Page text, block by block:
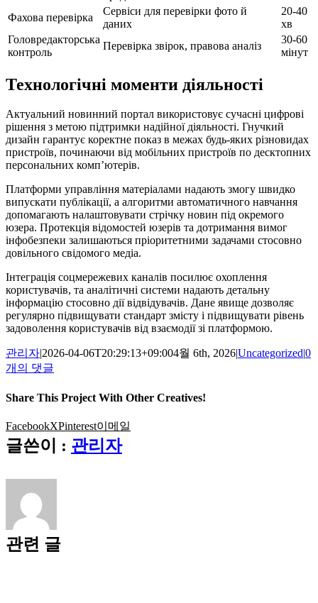
Фахова перевірка
Сервіси для перевірки фото й
даних
20-40
хв
Головредакторська
контроль
Перевірка звірок, правова аналіз
30-60
мінут
Технологічні моменти діяльності
Актуальний новинний портал використовує сучасні цифрові
рішення з метою підтримки надійної діяльності. Гнучкий
дизайн гарантує коректне показ в межах будь-яких різновидах
пристроїв, починаючи від мобільних пристроїв по десктопних
персональних комп’ютерів.
Платформи управління матеріалами надають змогу швидко
випускати публікації, а алгоритми автоматичного навчання
допомагають налаштовувати стрічку новин під окремого
юзера. Протекція відомостей юзерів та дотримання вимог
інфобезпеки залишаються пріоритетними задачами стосовно
довільного свідомого медіа.
Інтеграція соцмережевих каналів посилює охоплення
користувачів, та аналітичні системи надають детальну
інформацію стосовно дії відвідувачів. Дане явище дозволяє
регулярно підвищувати стандарт змісту і підвищувати рівень
задоволення користувачів від взаємодії зі платформою.
관리자2026-04-06T20:29:13+09:004월 6th, 2026Uncategorized0
개의 댓글
Share This Project With Other Creatives!
FacebookXPinterest이메일
글쓴이 : 관리자
관련 글